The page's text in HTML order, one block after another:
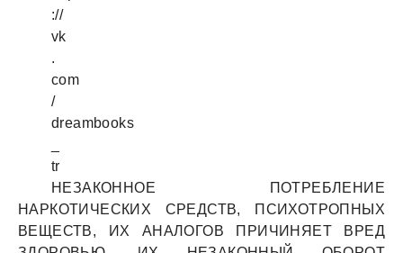
://
vk
.
com
/
dreambooks
tr
НЕЗАКОННОЕ ПОТРЕБЛЕНИЕ
НАРКОТИЧЕСКИХ СРЕДСТВ, ПСИХОТРОПНЫХ
ВЕЩЕСТВ, ИХ АНАЛОГОВ ПРИЧИНЯЕТ ВРЕД